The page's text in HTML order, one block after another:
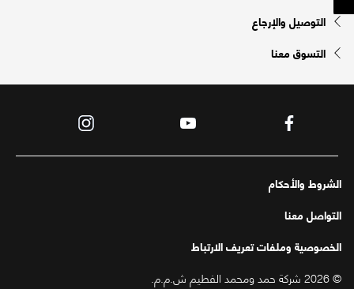
التوصيل والإرجاع
التسوق معنا
الشروط والأحكام
التواصل معنا
الخصوصية وملفات تعريف الارتباط
© 2026 شركة حمد ومحمد الفطيم ش.م.م.